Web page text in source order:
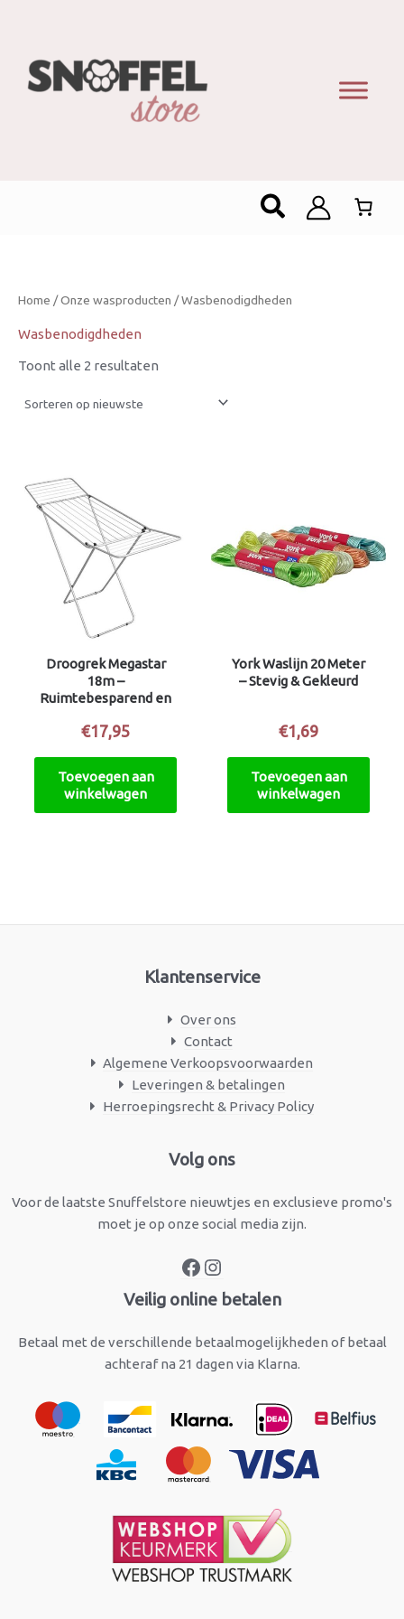
Zoeken
Home /Onze wasproducten / Wasbenodigdheden
Wasbenodigdheden
Toont alle 2 resultaten
Droogrek Megastar
18m –
Ruimtebesparend en
€17,95
Toevoegen aan
winkelwagen
York Waslijn 20 Meter
– Stevig & Gekleurd
€1,69
Toevoegen aan
winkelwagen
Klantenservice
Over ons
Contact
Algemene Verkoopsvoorwaarden
Leveringen & betalingen
Herroepingsrecht & Privacy Policy
Volg ons
Voor de laatste Snuffelstore nieuwtjes en exclusieve promo's
moet je op onze social media zijn.
Facebook
Veilig online betalen
Betaal met de verschillende betaalmogelijkheden of betaal
achteraf na 21 dagen via Klarna.